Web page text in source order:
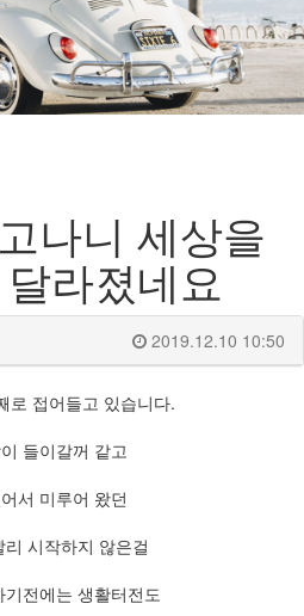
나니 세상을
라졌네요
2019.12.10 10:50
로 접어들고 있습니다.
들이갈꺼 같고
서 미루어 왔던
시작하지 않은걸
전에는 생활터전도